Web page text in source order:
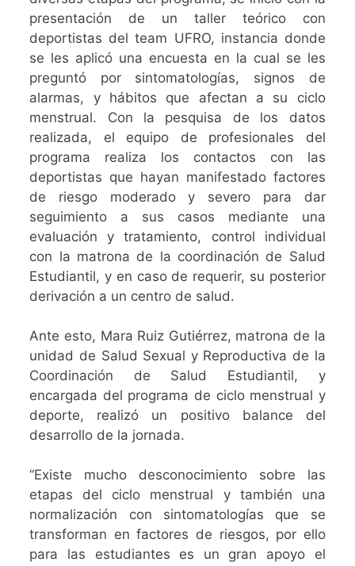
presentación de un taller teórico con
deportistas del team UFRO, instancia donde
se les aplicó una encuesta en la cual se les
preguntó por sintomatologías, signos de
alarmas, y hábitos que afectan a su ciclo
menstrual. Con la pesquisa de los datos
realizada, el equipo de profesionales del
programa realiza los contactos con las
deportistas que hayan manifestado factores
de riesgo moderado y severo para dar
seguimiento a sus casos mediante una
evaluación y tratamiento, control individual
con la matrona de la coordinación de Salud
Estudiantil, y en caso de requerir, su posterior
derivación a un centro de salud.
Ante esto, Mara Ruiz Gutiérrez, matrona de la
unidad de Salud Sexual y Reproductiva de la
Coordinación de Salud Estudiantil, y
encargada del programa de ciclo menstrual y
deporte, realizó un positivo balance del
desarrollo de la jornada.
“Existe mucho desconocimiento sobre las
etapas del ciclo menstrual y también una
normalización con sintomatologías que se
transforman en factores de riesgos, por ello
para las estudiantes es un gran apoyo el